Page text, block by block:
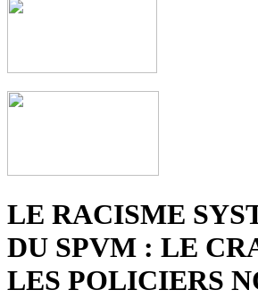
LE RACISME
DU SPVM : LE
LES POLICIERS